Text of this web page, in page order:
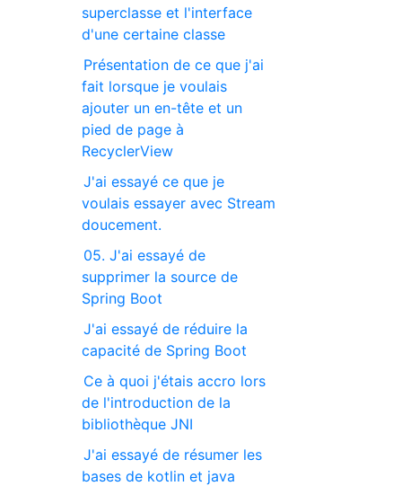
superclasse et l'interface
d'une certaine classe
Présentation de ce que j'ai
fait lorsque je voulais
ajouter un en-tête et un
pied de page à
RecyclerView
J'ai essayé ce que je
voulais essayer avec Stream
doucement.
05. J'ai essayé de
supprimer la source de
Spring Boot
J'ai essayé de réduire la
capacité de Spring Boot
Ce à quoi j'étais accro lors
de l'introduction de la
bibliothèque JNI
J'ai essayé de résumer les
bases de kotlin et java